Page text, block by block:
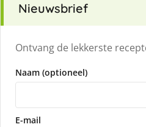
Nieuwsbrief
Ontvang de lekkerste
Naam (optioneel)
E-mail